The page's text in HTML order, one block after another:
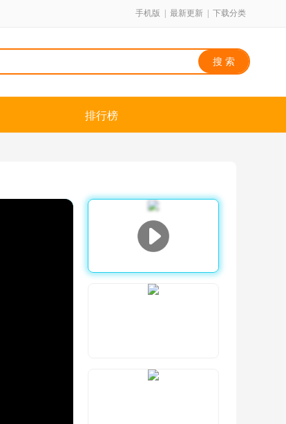
手机版 最新更新 下载分类
排行榜